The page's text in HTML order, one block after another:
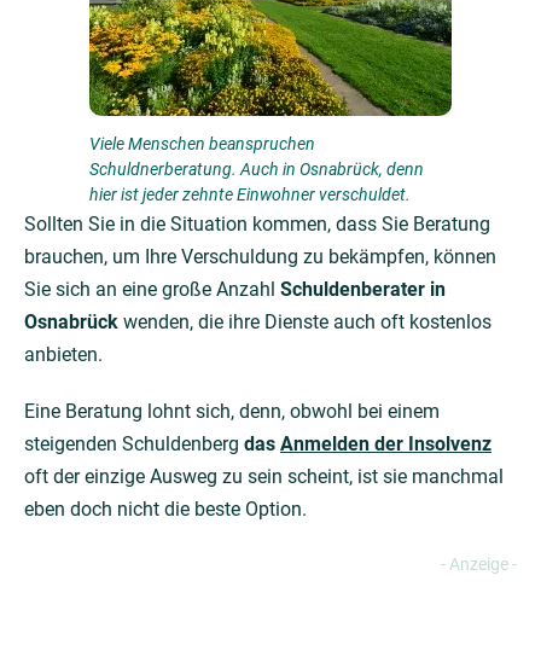
Viele Menschen beanspruchen
Schuldnerberatung. Auch in Osnabrück, denn
hier ist jeder zehnte Einwohner verschuldet.
Sollten Sie in die Situation kommen, dass Sie Beratung
brauchen, um Ihre Verschuldung zu bekämpfen, können
Sie sich an eine große Anzahl Schuldenberater in
Osnabrück wenden, die ihre Dienste auch oft kostenlos
anbieten.
Eine Beratung lohnt sich, denn, obwohl bei einem
steigenden Schuldenberg das Anmelden der Insolvenz
oft der einzige Ausweg zu sein scheint, ist sie manchmal
eben doch nicht die beste Option.